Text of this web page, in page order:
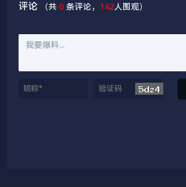
评论 （共0 条评论， 142人围观）